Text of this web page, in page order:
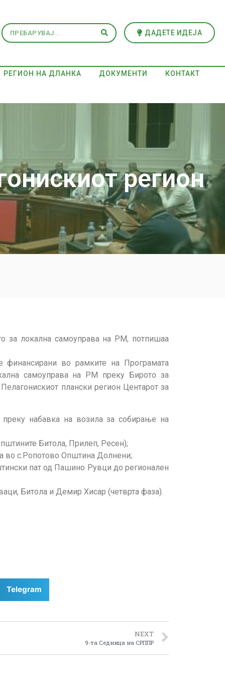
ДАДЕТЕ ИДЕЈА
РЕГИОН НА ДЛАНКА ДОКУМЕНТИ КОНТАКТ
регион
за локална самоуправа на РМ, потпишаа
во рамките на Програмата
самоуправа на РМ преку Бирото за
плански регион Центарот за
преку набавка на возила за собирање на
Битола, Прилеп, Ресен);
во с.Ропотово Општина Долнени;
пат од Пашино Рувци до регионален
Битола и Демир Хисар (четврта фаза).
Telegram
NEXT
9-та Седница на СРППР